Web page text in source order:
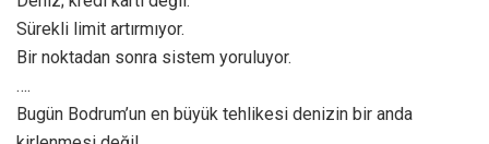
Sürekli limit artırmıyor.
Bir noktadan sonra sistem yoruluyor.
….
Bugün Bodrum’un en büyük tehlikesi denizin bir anda